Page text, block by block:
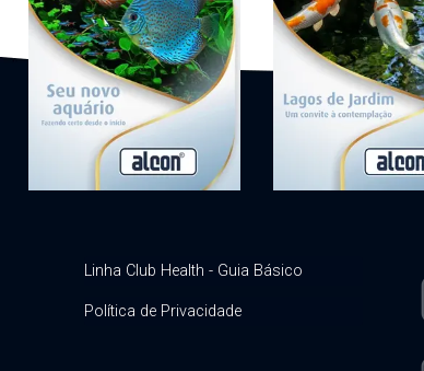
Linha Club Health - Guia Básico
Política de Privacidade